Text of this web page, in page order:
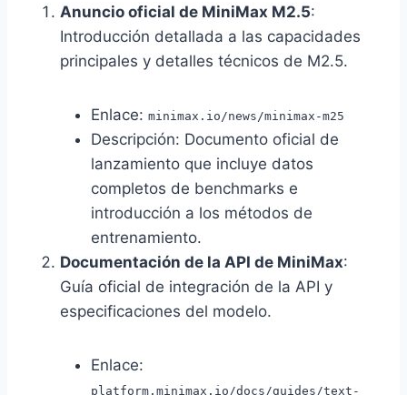
Anuncio oficial de MiniMax M2.5:
Introducción detallada a las capacidades
principales y detalles técnicos de M2.5.
Enlace: minimax.io/news/minimax-m25
Descripción: Documento oficial de
lanzamiento que incluye datos
completos de benchmarks e
introducción a los métodos de
entrenamiento.
Documentación de la API de MiniMax:
Guía oficial de integración de la API y
especificaciones del modelo.
Enlace:
platform.minimax.io/docs/guides/text-